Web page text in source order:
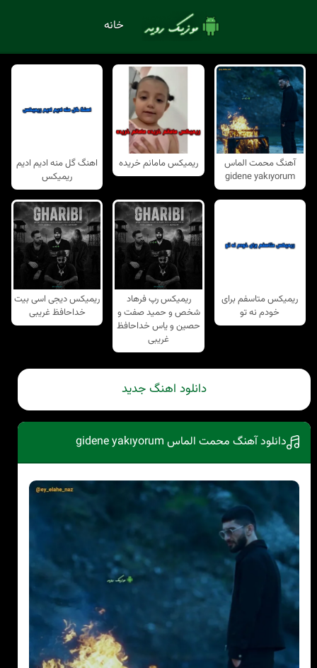
خانه
آهنگ محمت الماس
gidene yakıyorum
ریمیکس مامانم خریده
اهنگ گل منه ادیم ادیم
ریمیکس
ریمیکس متاسفم برای
خودم نه تو
ریمیکس رپ فرهاد
شخص و حمید صفت و
حصین و یاس خداحافظ
غریبی
ریمیکس دیجی اسی بیت
خداحافظ غریبی
دانلود اهنگ جدید
دانلود آهنگ محمت الماس gidene yakıyorum